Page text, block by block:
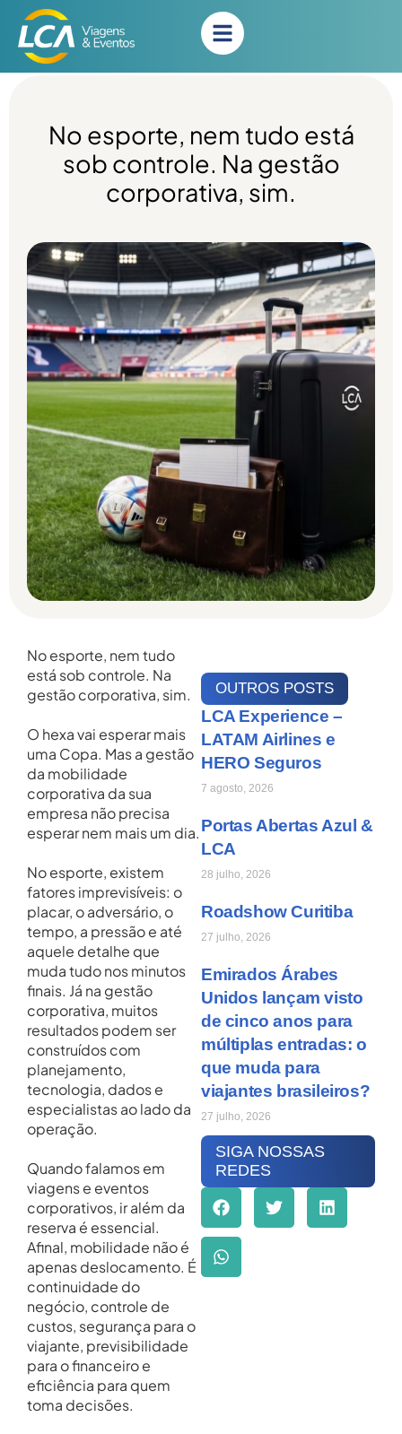
No esporte, nem tudo está
sob controle. Na gestão
corporativa, sim.
No esporte, nem tudo
está sob controle. Na
gestão corporativa, sim.
O hexa vai esperar mais
uma Copa. Mas a gestão
da mobilidade
corporativa da sua
empresa não precisa
esperar nem mais um dia.
No esporte, existem
fatores imprevisíveis: o
placar, o adversário, o
tempo, a pressão e até
aquele detalhe que
muda tudo nos minutos
finais. Já na gestão
corporativa, muitos
resultados podem ser
construídos com
planejamento,
tecnologia, dados e
especialistas ao lado da
operação.
Quando falamos em
viagens e eventos
corporativos, ir além da
reserva é essencial.
Afinal, mobilidade não é
apenas deslocamento. É
continuidade do
negócio, controle de
custos, segurança para o
viajante, previsibilidade
para o financeiro e
eficiência para quem
toma decisões.
OUTROS POSTS
LCA Experience –
LATAM Airlines e
HERO Seguros
7 agosto, 2026
Portas Abertas Azul &
LCA
28 julho, 2026
Roadshow Curitiba
27 julho, 2026
Emirados Árabes
Unidos lançam visto
de cinco anos para
múltiplas entradas: o
que muda para
viajantes brasileiros?
27 julho, 2026
SIGA NOSSAS
REDES